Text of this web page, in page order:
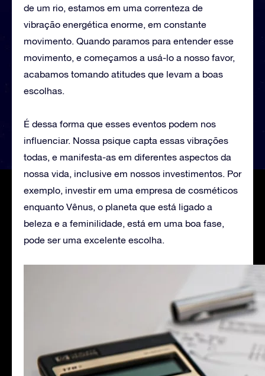
de um rio, estamos em uma correnteza de
vibração energética enorme, em constante
movimento. Quando paramos para entender esse
movimento, e começamos a usá-lo a nosso favor,
acabamos tomando atitudes que levam a boas
escolhas.
É dessa forma que esses eventos podem nos
influenciar. Nossa psique capta essas vibrações
todas, e manifesta-as em diferentes aspectos da
nossa vida, inclusive em nossos investimentos. Por
exemplo, investir em uma empresa de cosméticos
enquanto Vênus, o planeta que está ligado a
beleza e a feminilidade, está em uma boa fase,
pode ser uma excelente escolha.